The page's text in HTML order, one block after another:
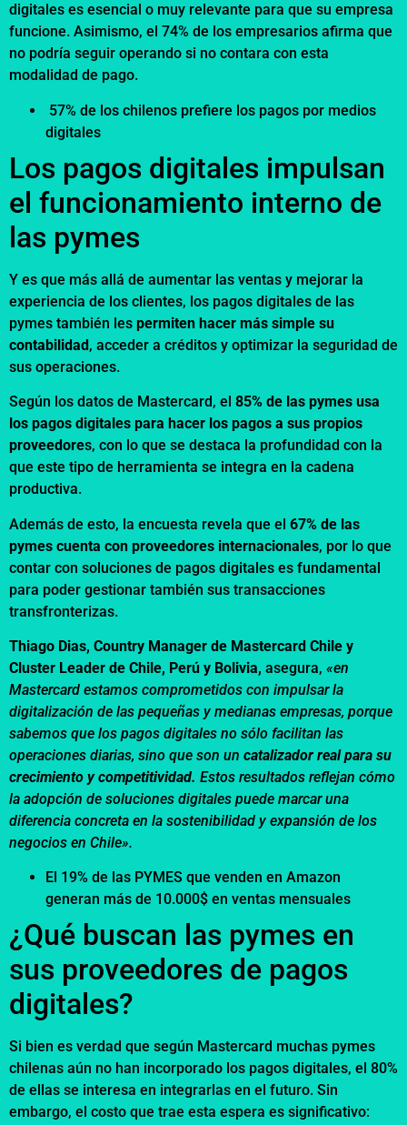
digitales es esencial o muy relevante para que su empresa
funcione. Asimismo, el 74% de los empresarios afirma que
no podría seguir operando si no contara con esta
modalidad de pago.
57% de los chilenos prefiere los pagos por medios
digitales
Los pagos digitales impulsan
el funcionamiento interno de
las pymes
Y es que más allá de aumentar las ventas y mejorar la
experiencia de los clientes, los pagos digitales de las
pymes también les permiten hacer más simple su
contabilidad, acceder a créditos y optimizar la seguridad de
sus operaciones.
Según los datos de Mastercard, el 85% de las pymes usa
los pagos digitales para hacer los pagos a sus propios
proveedores, con lo que se destaca la profundidad con la
que este tipo de herramienta se integra en la cadena
productiva.
Además de esto, la encuesta revela que el 67% de las
pymes cuenta con proveedores internacionales, por lo que
contar con soluciones de pagos digitales es fundamental
para poder gestionar también sus transacciones
transfronterizas.
Thiago Dias, Country Manager de Mastercard Chile y
Cluster Leader de Chile, Perú y Bolivia, asegura, «en
Mastercard estamos comprometidos con impulsar la
digitalización de las pequeñas y medianas empresas, porque
sabemos que los pagos digitales no sólo facilitan las
operaciones diarias, sino que son un catalizador real para su
crecimiento y competitividad. Estos resultados reflejan cómo
la adopción de soluciones digitales puede marcar una
diferencia concreta en la sostenibilidad y expansión de los
negocios en Chile».
El 19% de las PYMES que venden en Amazon
generan más de 10.000$ en ventas mensuales
¿Qué buscan las pymes en
sus proveedores de pagos
digitales?
Si bien es verdad que según Mastercard muchas pymes
chilenas aún no han incorporado los pagos digitales, el 80%
de ellas se interesa en integrarlas en el futuro. Sin
embargo, el costo que trae esta espera es significativo: